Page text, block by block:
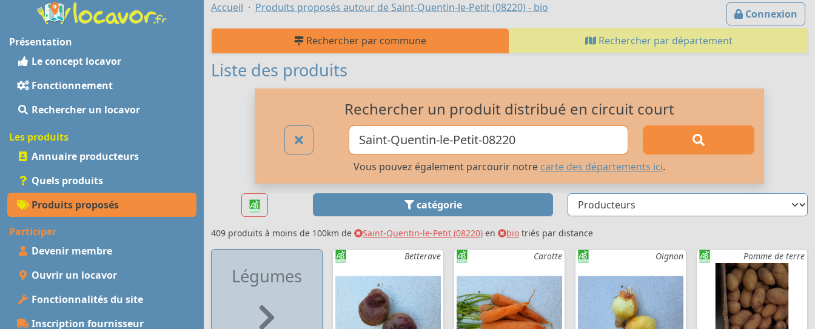
Présentation
Le concept locavor
Fonctionnement
Rechercher un locavor
Les produits
Annuaire producteurs
Quels produits
Produits proposés
Participer
Devenir membre
Ouvrir un locavor
Fonctionnalités du site
Inscription fournisseur
Connexion
Accueil Produits proposés autour de Saint-Quentin-le-Petit (08220) - bio
Rechercher par commune Rechercher par département
Liste des produits
Rechercher un produit distribué en circuit court
Vous pouvez également parcourir notre carte des départements ici.
catégorie
409 produits à moins de 100km de Saint-Quentin-le-Petit (08220) en bio triés par distance
Légumes
Betterave Carotte Oignon Pomme de terre